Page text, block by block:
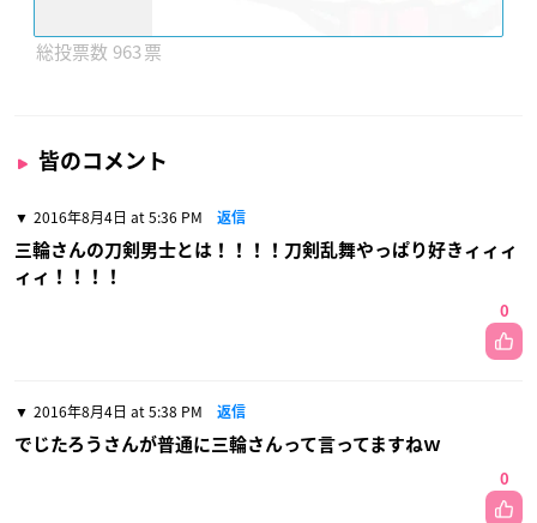
963
皆のコメント
2016年8月4日 at 5:36 PM 返信
三輪さんの刀剣男士とは！！！！刀剣乱舞やっぱり好きィィィ
ィィ！！！！
0
2016年8月4日 at 5:38 PM 返信
でじたろうさんが普通に三輪さんって言ってますねｗ
0